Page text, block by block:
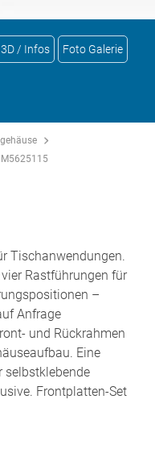
/ Infos Foto Galerie
M5625115
Tischanwendungen.
Rastführungen für
–
Anfrage
und Rückrahmen
Eine
selbstklebende
Frontplatten-Set